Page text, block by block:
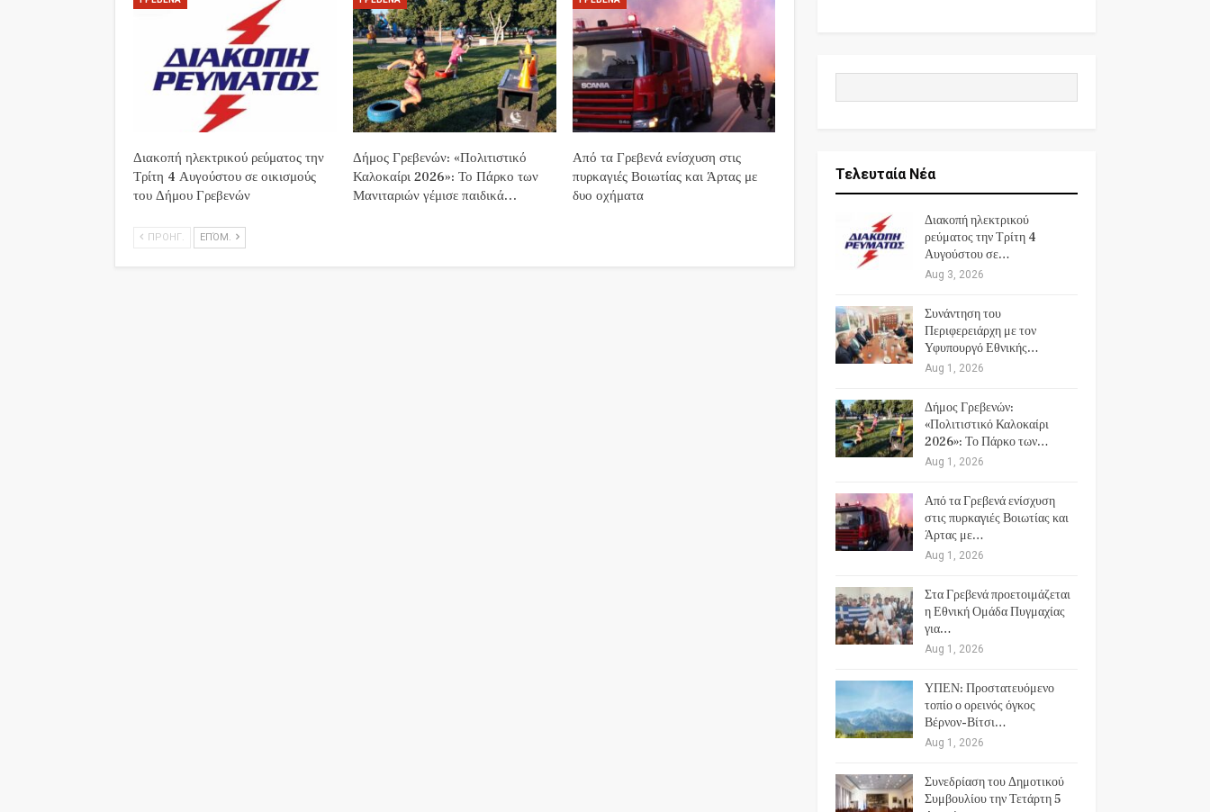
Διακοπή ηλεκτρικού ρεύματος την
Τρίτη 4 Αυγούστου σε οικισμούς
του Δήμου Γρεβενών
Δήμος Γρεβενών: «Πολιτιστικό
Καλοκαίρι 2026»: Το Πάρκο των
Μανιταριών γέμισε παιδικά…
Από τα Γρεβενά ενίσχυση στις
πυρκαγιές Βοιωτίας και Άρτας με
δυο οχήματα
ΠΡΟΗΓ. ΕΠΌΜ.
Τελευταία Νέα
Διακοπή ηλεκτρικού
ρεύματος την Τρίτη 4
Αυγούστου σε…
Aug 3, 2026
Συνάντηση του
Περιφερειάρχη με τον
Υφυπουργό Εθνικής…
Aug 1, 2026
Δήμος Γρεβενών:
«Πολιτιστικό Καλοκαίρι
2026»: Το Πάρκο των…
Aug 1, 2026
Από τα Γρεβενά ενίσχυση
στις πυρκαγιές Βοιωτίας και
Άρτας με…
Aug 1, 2026
Στα Γρεβενά προετοιμάζεται
η Εθνική Ομάδα Πυγμαχίας
για…
Aug 1, 2026
ΥΠΕΝ: Προστατευόμενο
τοπίο ο ορεινός όγκος
Βέρνον-Βίτσι…
Aug 1, 2026
Συνεδρίαση του Δημοτικού
Συμβουλίου την Τετάρτη 5